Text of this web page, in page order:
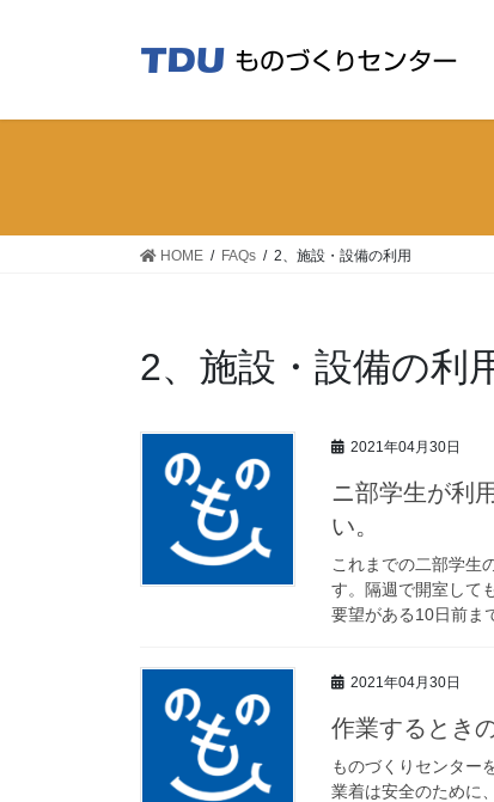
ッ
移
HOME FAQs 2、施設・設備の利用
2、施設・設備の利
2021年04月30日
ニ部学生が利
い。
これまでの二部学生
す。隔週で開室して
要望がある10日前ま
2021年04月30日
作業するとき
ものづくりセンター
業着は安全のために